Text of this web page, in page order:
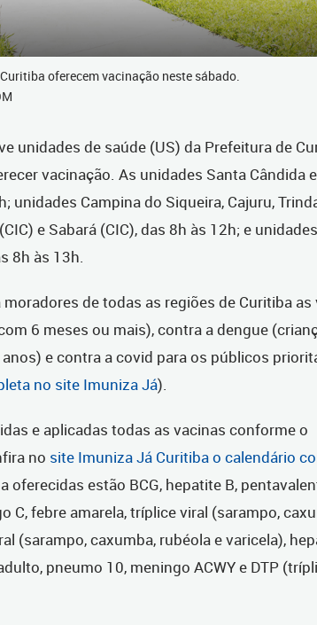
oferecem vacinação neste sábado.
unidades de saúde (US) da Prefeitura de
vacinação. As unidades Santa Cândida
unidades Campina do Siqueira, Cajuru,
e Sabará (CIC), das 8h às 12h; e unidades
8h às 13h.
de todas as regiões de Curitiba as
6 meses ou mais), contra a dengue
e contra a covid para os públicos
no site Imuniza Já).
e aplicadas todas as vacinas conforme o
no site Imuniza Já Curitiba o calendário
oferecidas estão BCG, hepatite B,
C, febre amarela, tríplice viral (sarampo,
(sarampo, caxumba, rubéola e varicela),
pneumo 10, meningo ACWY e DTP